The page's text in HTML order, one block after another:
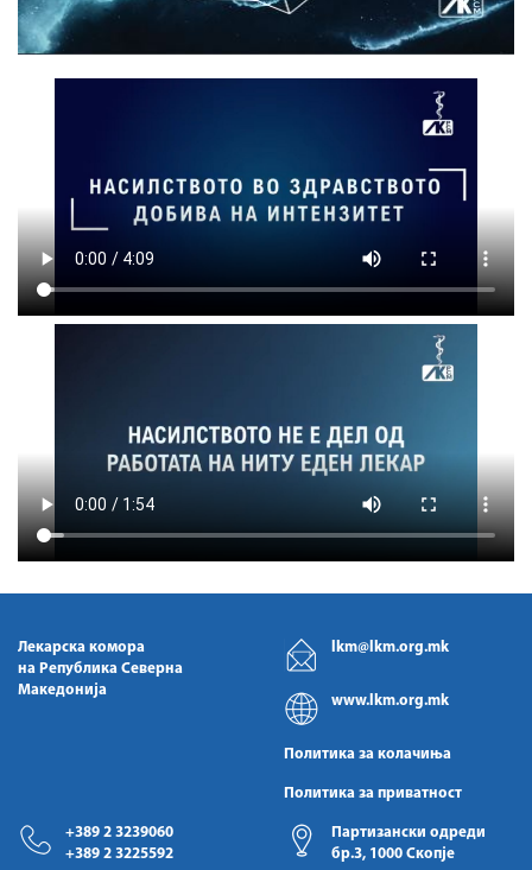
Лекарска комора
на Република Северна
Македонија
lkm@lkm.org.mk
www.lkm.org.mk
Политика за колачиња
Политика за приватност
+389 2 3239060
+389 2 3225592
Партизански одреди
бр.3, 1000 Скопје